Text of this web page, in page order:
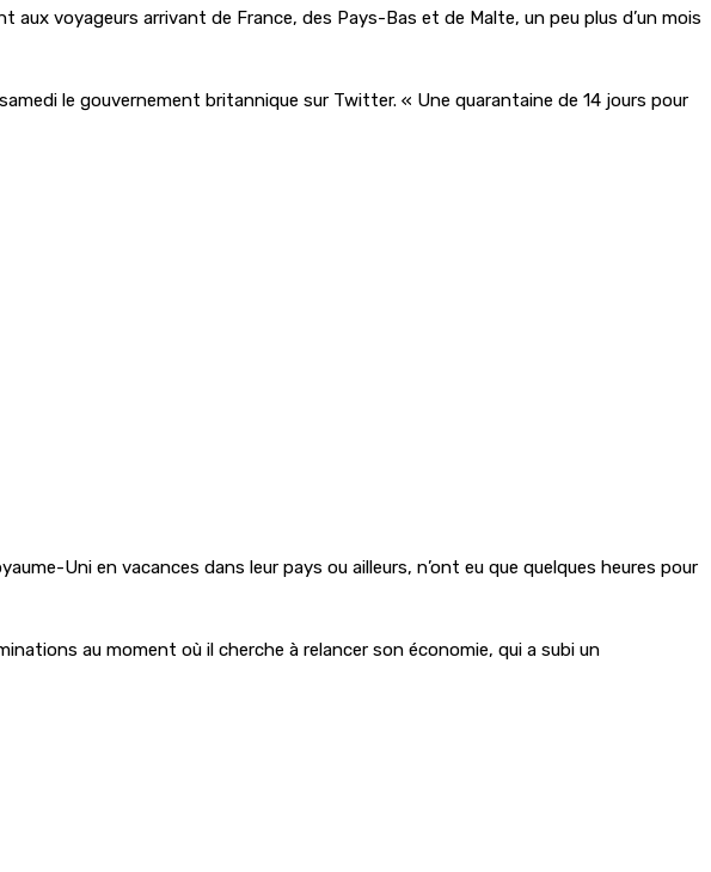
voyageurs arrivant de France, des Pays-Bas et de Malte, un peu plus d’un mois
le gouvernement britannique sur Twitter. « Une quarantaine de 14 jours pour
Uni en vacances dans leur pays ou ailleurs, n’ont eu que quelques heures pour
au moment où il cherche à relancer son économie, qui a subi un